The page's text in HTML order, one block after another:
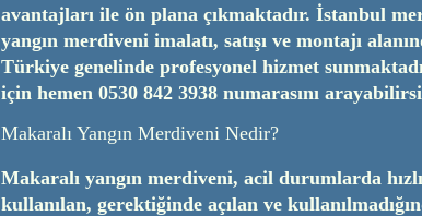
avantajları ile ön plana çıkmaktadır. İstanbul
yangın merdiveni imalatı, satışı ve montajı
Türkiye genelinde profesyonel hizmet
için hemen 0530 842 3938 numarasını
Makaralı Yangın Merdiveni Nedir?
Makaralı yangın merdiveni, acil durumlarda
kullanılan, gerektiğinde açılan ve